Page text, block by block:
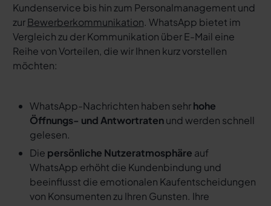
Kundenservice bis hin zum Personalmanagement und
zurBewerberkommunikation. WhatsApp bietet im
Vergleich zu der Kommunikation über E-Mail eine
Reihe von Vorteilen, die wir Ihnen kurz vorstellen
möchten:
WhatsApp-Nachrichten haben sehrhohe
Öffnungs- und Antwortratenund werden schnell
gelesen.
Die persönliche Nutzeratmosphäre auf
WhatsApp erhöht die Kundenbindung und
beeinflusst die emotionalen Kaufentscheidungen
von Konsumenten zu Ihren Gunsten. Ihre